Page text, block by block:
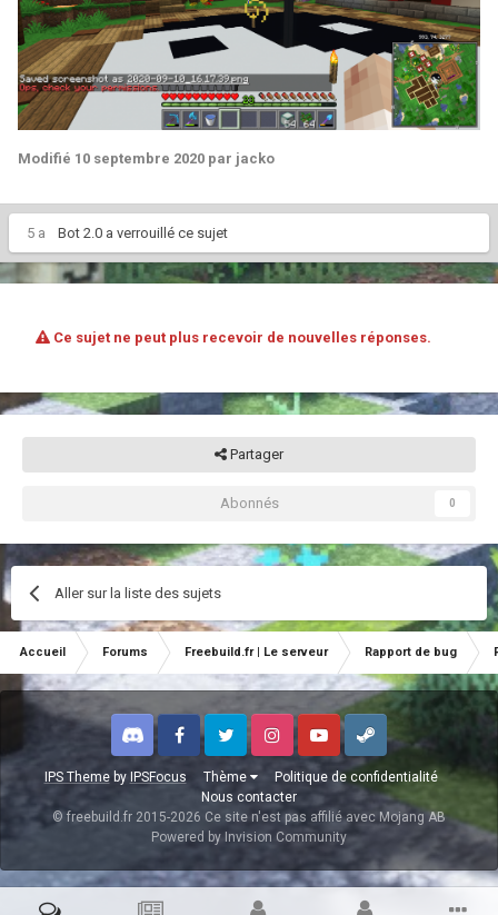
Modifié 10 septembre 2020 par jacko
5 a Bot 2.0 a verrouillé ce sujet
Ce sujet ne peut plus recevoir de nouvelles réponses.
Partager
Abonnés 0
Aller sur la liste des sujets
Accueil Forums Freebuild.fr | Le serveur Rapport de bug
IPS Themeby IPSFocus Thème
Politique de confidentialité
Nous contacter
Discord FacebookTwitter InstagramYoutubeSteam
© freebuild.fr 2015-2026 Ce site n'est pas affilié avec Mojang AB
Powered by Invision Community